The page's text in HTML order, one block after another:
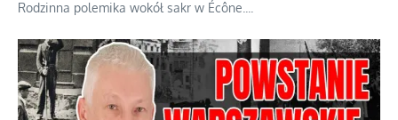
Rodzinna polemika wokół sakr w Écône.